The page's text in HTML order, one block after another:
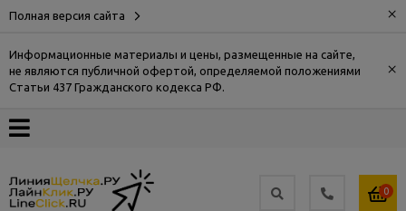
Полная версия сайта ×
Информационные материалы и цены, размещенные на сайте,
не являются публичной офертой, определяемой положениями
Статьи 437 Гражданского кодекса РФ.
×
О
0